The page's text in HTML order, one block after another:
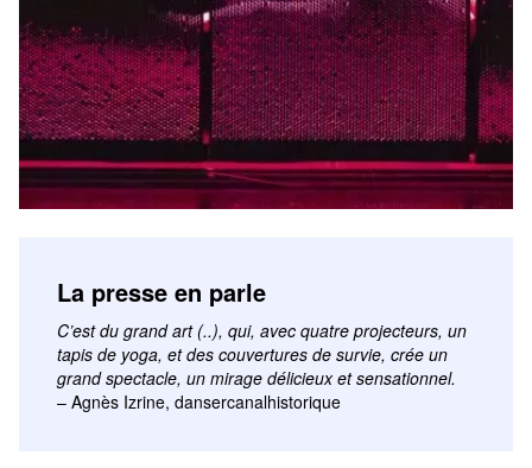
La presse en parle
C’est du grand art (..), qui, avec quatre projecteurs, un
tapis de yoga, et des couvertures de survie, crée un
grand spectacle, un mirage délicieux et sensationnel.
– Agnès Izrine, dansercanalhistorique